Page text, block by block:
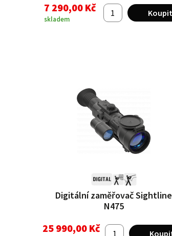
7 290,00 Kč
skladem
Digitální zaměřovač Sightline
N475
25 990,00 Kč